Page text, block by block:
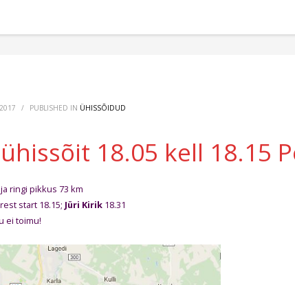
/ PUBLISHED IN ÜHISSÕIDUD
18.05 kell 18.15
ringi pikkus 73 km
start 18.15; Jüri Kirik 18.31
ei toimu!